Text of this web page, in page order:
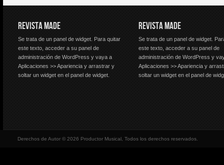
REVISTA MADE
Se trata de un panel de widget. Para quitar
este texto, acceder a su panel de
administración de WordPress y vaya a
Aplicaciones >> Apariencia y arrastrar y
soltar un widget en el panel de widget.
REVISTA MADE
Se trata de un panel de widget.
este texto, acceder a su panel de
administración de WordPress y
Aplicaciones >> Apariencia y
soltar un widget en el panel de
Derechos de Autor © 2026 Productor Musical, Todos los derechos reservados.